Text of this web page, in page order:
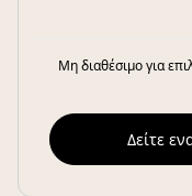
Μη διαθέσιμο για
Δείτε